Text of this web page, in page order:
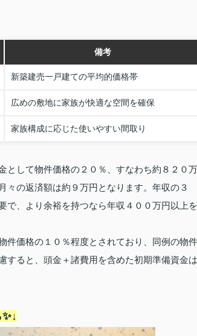
備考
新築建売一戸建ての平均的価格帯
広めの敷地に家族が快適な空間を確保
家族構成に応じた使いやすい間取り
として物件価格の２０％、すなわち約８２０万
々の返済額は約９万円となります。年収の３
で、より余裕を持つなら年収４００万円以上を
件価格の１０％程度とされており、同例の物件
すると、頭金＋諸費用を含めた初期準備資金は